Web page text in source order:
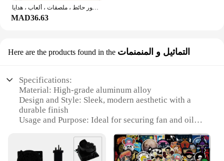
MAD36.63
Here are the products found in the التماثيل و المنمنمات
Specifications:
Material: High-grade aluminum alloy
Design and Style: Sleek, modern aesthetic with a
durable finish
Usage and Purpose: Ideal for securing fan and oil
Performance and Property: Strong, corrosion-
resistant, and lightweight